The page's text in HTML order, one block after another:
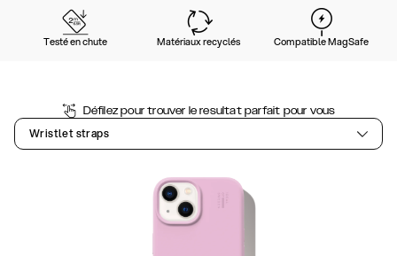
Testé en chute Matériaux recyclés Compatible MagSafe
Défilez pour trouver le resultat parfait pour vous
Wristlet straps